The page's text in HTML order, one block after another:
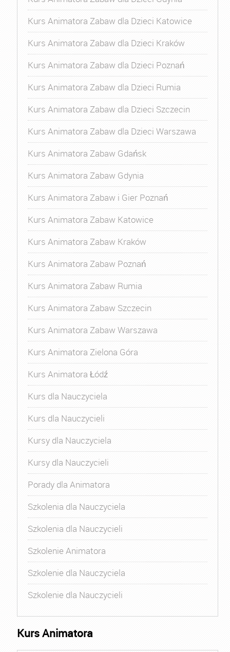
Kurs Animatora Zabaw dla Dzieci Katowice
Kurs Animatora Zabaw dla Dzieci Kraków
Kurs Animatora Zabaw dla Dzieci Poznań
Kurs Animatora Zabaw dla Dzieci Rumia
Kurs Animatora Zabaw dla Dzieci Szczecin
Kurs Animatora Zabaw dla Dzieci Warszawa
Kurs Animatora Zabaw Gdańsk
Kurs Animatora Zabaw Gdynia
Kurs Animatora Zabaw i Gier Poznań
Kurs Animatora Zabaw Katowice
Kurs Animatora Zabaw Kraków
Kurs Animatora Zabaw Poznań
Kurs Animatora Zabaw Rumia
Kurs Animatora Zabaw Szczecin
Kurs Animatora Zabaw Warszawa
Kurs Animatora Zielona Góra
Kurs Animatora Łódź
Kurs dla Nauczyciela
Kurs dla Nauczycieli
Kursy dla Nauczyciela
Kursy dla Nauczycieli
Porady dla Animatora
Szkolenia dla Nauczyciela
Szkolenia dla Nauczycieli
Szkolenie Animatora
Szkolenie dla Nauczyciela
Szkolenie dla Nauczycieli
Kurs Animatora